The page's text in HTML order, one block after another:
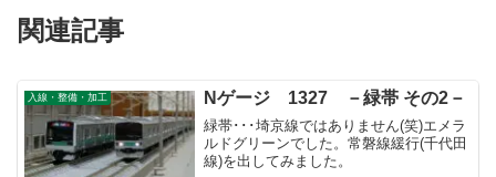
関連記事
入線・整備・加工 Nゲージ 1327 －緑帯 その2－
緑帯･･･埼京線ではありません(笑)エメラ
ルドグリーンでした。常磐線緩行(千代田
線)を出してみました。